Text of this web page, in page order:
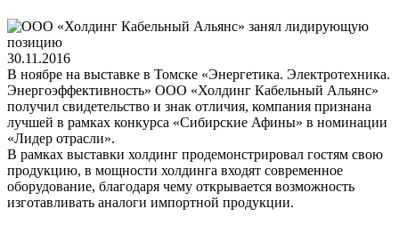
30.11.2016
В ноябре на выставке в Томске «Энергетика. Электротехника.
Энергоэффективность» ООО «Холдинг Кабельный Альянс»
получил свидетельство и знак отличия, компания признана
лучшей в рамках конкурса «Сибирские Афины» в номинации
«Лидер отрасли».
В рамках выставки холдинг продемонстрировал гостям свою
продукцию, в мощности холдинга входят современное
оборудование, благодаря чему открывается возможность
изготавливать аналоги импортной продукции.